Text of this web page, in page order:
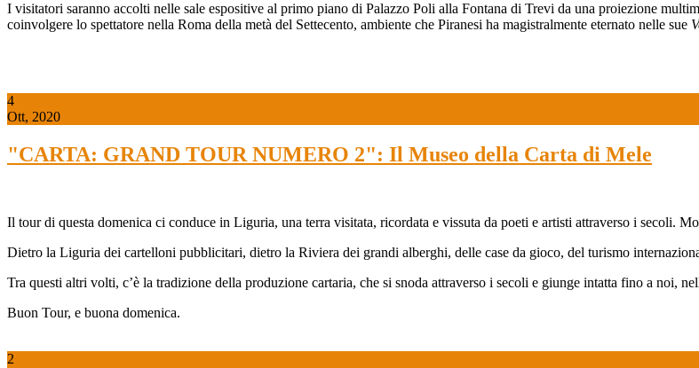
I visitatori saranno accolti nelle sale espositive al primo piano di Palazzo Poli alla Fontana di Trevi da una proiezione
coinvolgere lo spettatore nella Roma della metà del Settecento, ambiente che Piranesi ha magistralmente eternato nelle sue
4
Ott, 2020
"CARTA: GRAND TOUR NUMERO 2": Il Museo della Carta di Mele
Il tour di questa domenica ci conduce in Liguria, una terra visitata, ricordata e vissuta da poeti e artisti attraverso i secoli.
Dietro la Liguria dei cartelloni pubblicitari, dietro la Riviera dei grandi alberghi, delle case da gioco, del turismo
Tra questi altri volti, c’è la tradizione della produzione cartaria, che si snoda attraverso i secoli e giunge intatta fino a noi,
Buon Tour, e buona domenica.
2